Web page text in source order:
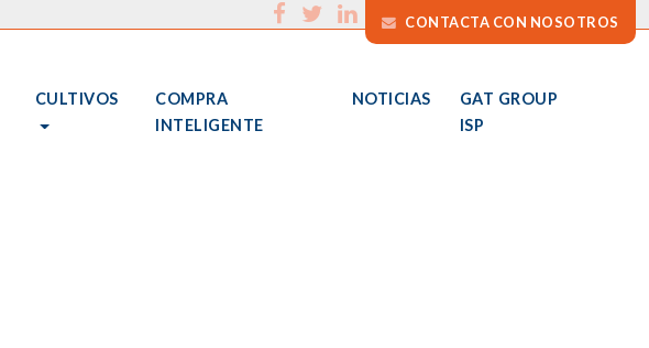
CONTACTA CON NOSOTROS
CULTIVOS
COMPRA
INTELIGENTE
NOTICIAS
GAT GROUP
ISP